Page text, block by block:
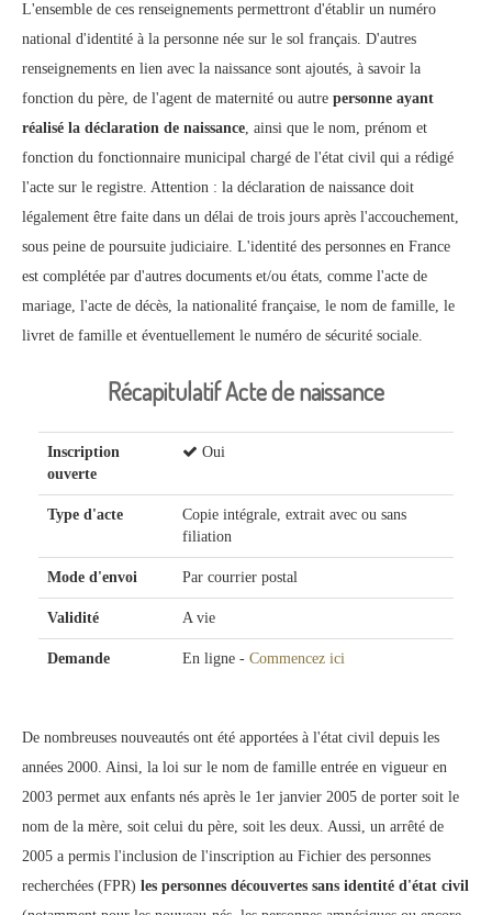
L'ensemble de ces renseignements permettront d'établir un numéro
national d'identité à la personne née sur le sol français. D'autres
renseignements en lien avec la naissance sont ajoutés, à savoir la
fonction du père, de l'agent de maternité ou autre personne ayant
réalisé la déclaration de naissance, ainsi que le nom, prénom et
fonction du fonctionnaire municipal chargé de l'état civil qui a rédigé
l'acte sur le registre. Attention : la déclaration de naissance doit
légalement être faite dans un délai de trois jours après l'accouchement,
sous peine de poursuite judiciaire. L'identité des personnes en France
est complétée par d'autres documents et/ou états, comme l'acte de
mariage, l'acte de décès, la nationalité française, le nom de famille, le
livret de famille et éventuellement le numéro de sécurité sociale.
Récapitulatif Acte de naissance
Inscription
ouverte
Oui
Type d'acte
Copie intégrale, extrait avec ou sans
filiation
Mode d'envoi Par courrier postal
Validité A vie
Demande En ligne - Commencez ici
De nombreuses nouveautés ont été apportées à l'état civil depuis les
années 2000. Ainsi, la loi sur le nom de famille entrée en vigueur en
2003 permet aux enfants nés après le 1er janvier 2005 de porter soit le
nom de la mère, soit celui du père, soit les deux. Aussi, un arrêté de
2005 a permis l'inclusion de l'inscription au Fichier des personnes
recherchées (FPR) les personnes découvertes sans identité d'état civil